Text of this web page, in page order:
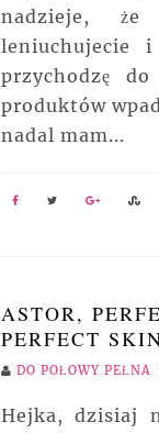
nadzieje,
leniuchujecie i
przychodzę
produktów
nadal mam...
ASTOR,
PERFECT
DO POŁOWY PEŁNA
Hejka, dzisiaj